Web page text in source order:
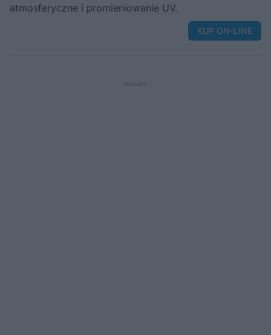
atmosferyczne i promieniowanie UV.
KUP ON-LINE